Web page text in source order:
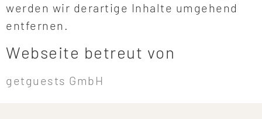
werden wir derartige Inhalte umgehend
entfernen.
Webseite betreut von
getguests GmbH